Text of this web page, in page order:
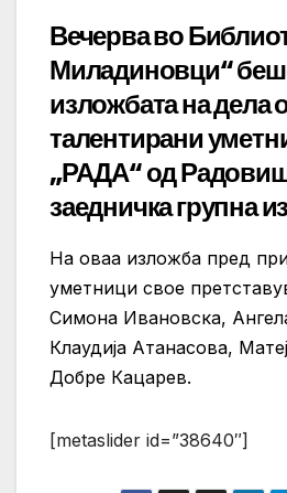
Вечерва во
Миладиновци“
изложбата на дела
талентирани
„РАДА“ од
заедничка групна
На оваа изложба пред
уметници свое
Симона Ивановска,
Клаудија Атанасова,
Добре Кацарев.
[metaslider id=”38640″]